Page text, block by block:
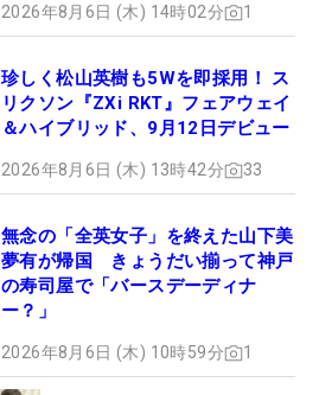
2026年8月6日 (木) 14時02分 1
珍しく松山英樹も5Wを即採用！ ス
リクソン『ZXi RKT』フェアウェイ
＆ハイブリッド、9月12日デビュー
2026年8月6日 (木) 13時42分 33
無念の「全英女子」を終えた山下美
夢有が帰国 きょうだい揃って神戸
の寿司屋で「バースデーディナ
ー？」
2026年8月6日 (木) 10時59分 1